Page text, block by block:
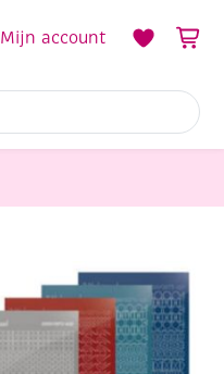
Mijn account